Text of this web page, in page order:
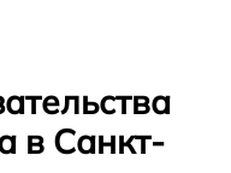
в Санкт-